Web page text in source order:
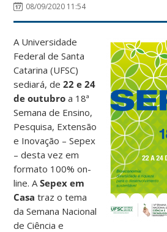
08/09/2020 11:54
A Universidade
Federal de Santa
Catarina (UFSC)
sediará, de22 e 24
de outubro a 18ª
Semana de Ensino,
Pesquisa, Extensão
e Inovação – Sepex
– desta vez em
formato 100% on-
line. ASepex em
Casa traz o tema
da Semana Nacional
de Ciência e